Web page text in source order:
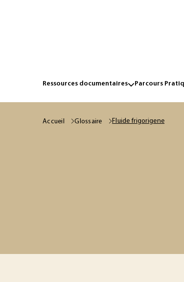
Ressources documentaires Parcours
Accueil Glossaire Fluide frigorigene